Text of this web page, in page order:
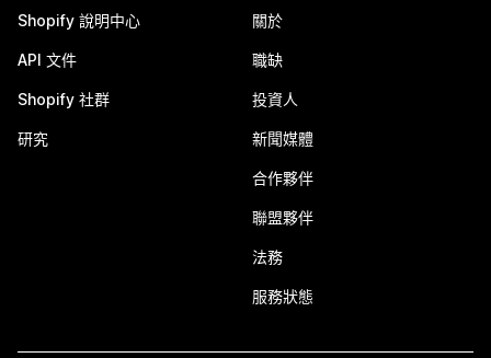
Shopify 說明中心
API 文件
Shopify 社群
研究
關於
職缺
投資人
新聞媒體
合作夥伴
聯盟夥伴
法務
服務狀態